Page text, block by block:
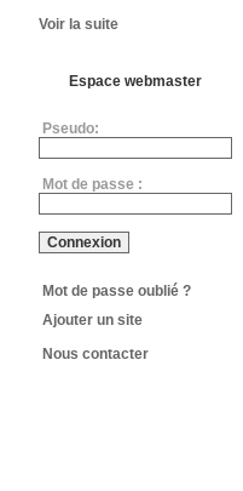
Voir la suite
Espace webmaster
Pseudo:
Mot de passe :
Mot de passe oublié ?
Ajouter un site
Nous contacter